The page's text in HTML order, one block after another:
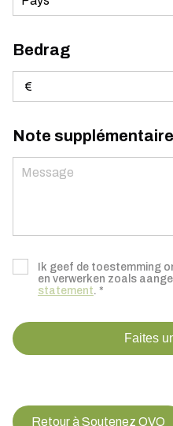
Bedrag
€
Note supplémentaire
Ik geef de toestemming
en verwerken zoals
statement. *
Faites
Retour à Soutenez OVO